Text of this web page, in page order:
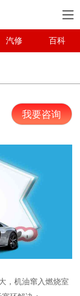
汽修 百科
我要咨询
，机油窜入燃烧室